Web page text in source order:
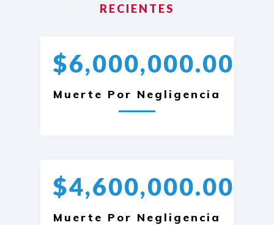
RECIENTES
$6,000,000.00
Muerte Por Negligencia
$4,600,000.00
Muerte Por Negligencia